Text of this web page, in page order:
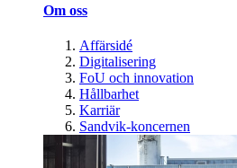
Om oss
Affärsidé
Digitalisering
FoU och innovation
Hållbarhet
Karriär
Sandvik-koncernen